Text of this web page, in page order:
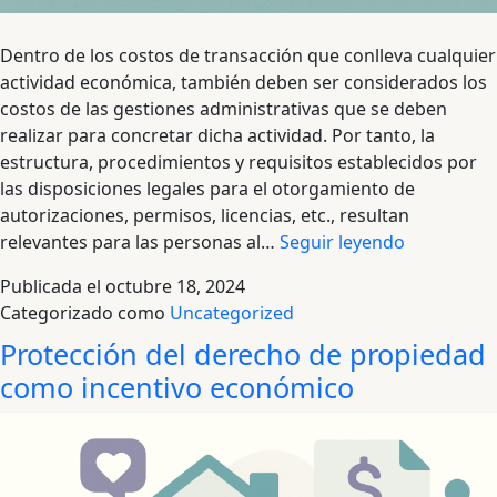
Dentro de los costos de transacción que conlleva cualquier
actividad económica, también deben ser considerados los
costos de las gestiones administrativas que se deben
realizar para concretar dicha actividad. Por tanto, la
estructura, procedimientos y requisitos establecidos por
las disposiciones legales para el otorgamiento de
autorizaciones, permisos, licencias, etc., resultan
relevantes para las personas al… Seguir leyendo
la
Publicada el octubre 18, 2024
Categorizado como Uncategorized
Protección del derecho de propiedad
como incentivo económico